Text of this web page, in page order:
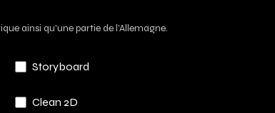
ainsi qu'une partie de l'Allemagne.
Storyboard
Clean 2D